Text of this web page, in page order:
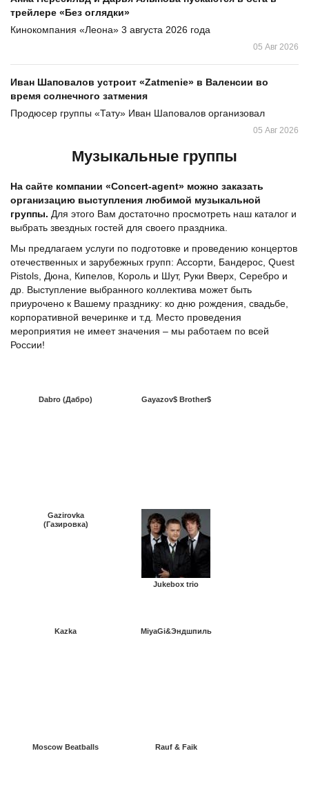
трейлере «Без оглядки»
Кинокомпания «Леона» 3 августа 2026 года
05 Авг 2026
Иван Шаповалов устроит «Zatmenie» в Валенсии во
время солнечного затмения
Продюсер группы «Тату» Иван Шаповалов организовал
05 Авг 2026
Музыкальные группы
На сайте компании «Concert-agent» можно заказать
организацию выступления любимой музыкальной
группы. Для этого Вам достаточно просмотреть наш каталог и
выбрать звездных гостей для своего праздника.
Мы предлагаем услуги по подготовке и проведению концертов
отечественных и зарубежных групп: Ассорти, Бандерос, Quest
Pistols, Дюна, Кипелов, Король и Шут, Руки Вверх, Серебро и
др. Выступление выбранного коллектива может быть
приурочено к Вашему празднику: ко дню рождения, свадьбе,
корпоративной вечеринке и т.д. Место проведения
мероприятия не имеет значения – мы работаем по всей
России!
Dabro (Дабро) Gayazov$ Brother$
Gazirovka
(Газировка)
Jukebox trio
Kazka MiyaGi&Эндшпиль
Moscow Beatballs Rauf & Faik